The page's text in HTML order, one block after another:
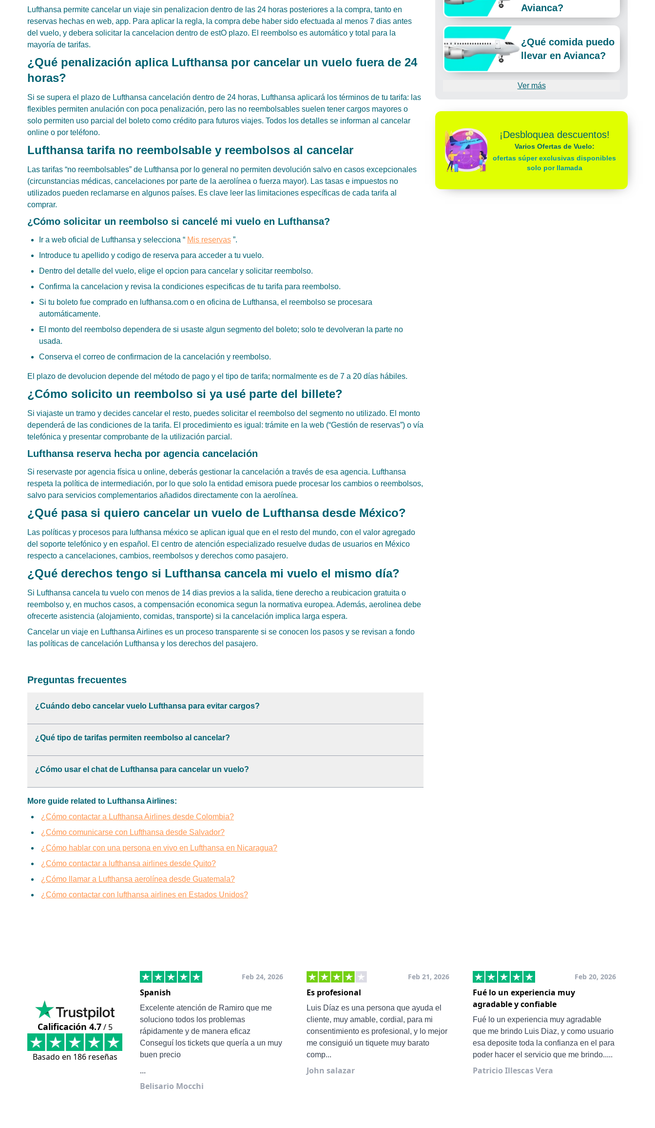
Lufthansa permite cancelar un viaje sin penalizacion dentro de las 24 horas posteriores a la compra, tanto en
reservas hechas en web, app. Para aplicar la regla, la compra debe haber sido efectuada al menos 7 dias antes
del vuelo, y debera solicitar la cancelacion dentro de estO plazo. El reembolso es automático y total para la
mayoría de tarifas.
¿Qué penalización aplica Lufthansa por cancelar un vuelo fuera de 24
horas?
Si se supera el plazo de Lufthansa cancelación dentro de 24 horas, Lufthansa aplicará los términos de tu tarifa: las
flexibles permiten anulación con poca penalización, pero las no reembolsables suelen tener cargos mayores o
solo permiten uso parcial del boleto como crédito para futuros viajes. Todos los detalles se informan al cancelar
online o por teléfono.
Lufthansa tarifa no reembolsable y reembolsos al cancelar
Las tarifas “no reembolsables” de Lufthansa por lo general no permiten devolución salvo en casos excepcionales
(circunstancias médicas, cancelaciones por parte de la aerolínea o fuerza mayor). Las tasas e impuestos no
utilizados pueden reclamarse en algunos países. Es clave leer las limitaciones específicas de cada tarifa al
comprar.​
¿Cómo solicitar un reembolso si cancelé mi vuelo en Lufthansa?
Ir a web oficial de Lufthansa y selecciona “ Mis reservas ”.
Introduce tu apellido y codigo de reserva para acceder a tu vuelo.
Dentro del detalle del vuelo, elige el opcion para cancelar y solicitar reembolso.
Confirma la cancelacion y revisa la condiciones especificas de tu tarifa para reembolso.
Si tu boleto fue comprado en lufthansa.com o en oficina de Lufthansa, el reembolso se procesara
automáticamente.
El monto del reembolso dependera de si usaste algun segmento del boleto; solo te devolveran la parte no
usada.
Conserva el correo de confirmacion de la cancelación y reembolso.
El plazo de devolucion depende del método de pago y el tipo de tarifa; normalmente es de 7 a 20 días hábiles.
¿Cómo solicito un reembolso si ya usé parte del billete?
Si viajaste un tramo y decides cancelar el resto, puedes solicitar el reembolso del segmento no utilizado. El monto
dependerá de las condiciones de la tarifa. El procedimiento es igual: trámite en la web (“Gestión de reservas”) o vía
telefónica y presentar comprobante de la utilización parcial.
Lufthansa reserva hecha por agencia cancelación
Si reservaste por agencia física u online, deberás gestionar la cancelación a través de esa agencia. Lufthansa
respeta la política de intermediación, por lo que solo la entidad emisora puede procesar los cambios o reembolsos,
salvo para servicios complementarios añadidos directamente con la aerolínea.
¿Qué pasa si quiero cancelar un vuelo de Lufthansa desde México?
Las políticas y procesos para lufthansa méxico se aplican igual que en el resto del mundo, con el valor agregado
del soporte telefónico y en español. El centro de atención especializado resuelve dudas de usuarios en México
respecto a cancelaciones, cambios, reembolsos y derechos como pasajero.
¿Qué derechos tengo si Lufthansa cancela mi vuelo el mismo día?
Si Lufthansa cancela tu vuelo con menos de 14 dias previos a la salida, tiene derecho a reubicacion gratuita o
reembolso y, en muchos casos, a compensación economica segun la normativa europea. Además, aerolinea debe
ofrecerte asistencia (alojamiento, comidas, transporte) si la cancelación implica larga espera.
Cancelar un viaje en Lufthansa Airlines es un proceso transparente si se conocen los pasos y se revisan a fondo
las políticas de cancelación Lufthansa y los derechos del pasajero.
Preguntas frecuentes
¿Cuándo debo cancelar vuelo Lufthansa para evitar cargos?
¿Qué tipo de tarifas permiten reembolso al cancelar?
¿Cómo usar el chat de Lufthansa para cancelar un vuelo?
More guide related to Lufthansa Airlines:
¿Cómo contactar a Lufthansa Airlines desde Colombia?
¿Cómo comunicarse con Lufthansa desde Salvador?
¿Cómo hablar con una persona en vivo en Lufthansa en Nicaragua?
¿Cómo contactar a lufthansa airlines desde Quito?
¿Cómo llamar a Lufthansa aerolínea desde Guatemala?
¿Cómo contactar con lufthansa airlines en Estados Unidos?
Avianca?
¿Qué comida puedo
llevar en Avianca?
Ver más
¡Desbloquea descuentos!
Varios Ofertas de Vuelo:
ofertas súper exclusivas disponibles
solo por llamada
Calificación 4.7/ 5
Basado en 186 reseñas
Feb 24, 2026
Spanish
Excelente atención de Ramiro que me
soluciono todos los problemas
rápidamente y de manera eficaz
Conseguí los tickets que quería a un muy
buen precio
...
Belisario Mocchi
Feb 21, 2026
Es profesional
Luis Díaz es una persona que ayuda el
cliente, muy amable, cordial, para mi
consentimiento es profesional, y lo mejor
me consiguió un tiquete muy barato
comp...
John salazar
Feb 20, 2026
Fué lo un experiencia muy
agradable y confiable
Fué lo un experiencia muy agradable
que me brindo Luis Diaz, y como usuario
esa deposite toda la confianza en el para
poder hacer el servicio que me brindo.....
Patricio Illescas Vera